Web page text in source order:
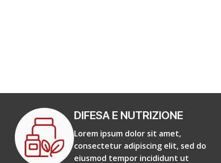
DIFESA E NUTRIZIONE
Lorem ipsum dolor sit amet,
consectetur adipiscing elit, sed do
eiusmod tempor incididunt ut